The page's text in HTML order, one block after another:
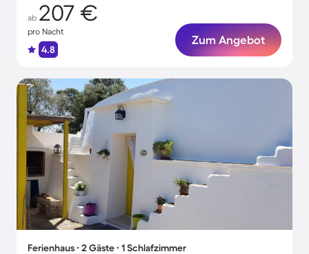
ab 207 €
pro Nacht
4.8
Zum Angebot
Ferienhaus ∙ 2 Gäste ∙ 1 Schlafzimmer